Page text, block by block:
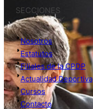
SECCIONES
Nosotros
Estatutos
Filiales de la CPDP
Actualidad Deportiva
Cursos
Contacto